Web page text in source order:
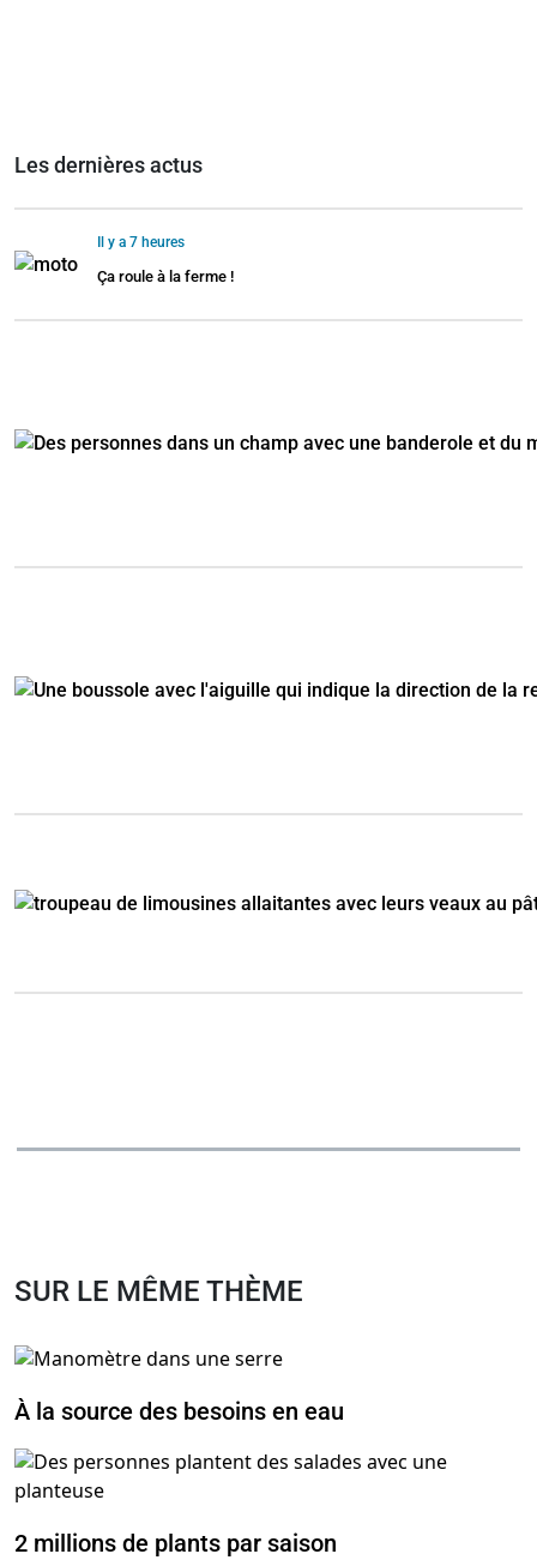
Les dernières actus
Il y a 7 heures
Ça roule à la ferme !
SUR LE MÊME THÈME
À la source des besoins en eau
2 millions de plants par saison